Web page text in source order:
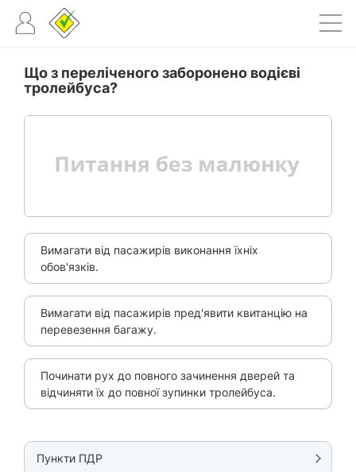
Що з переліченого заборонено водієві
тролейбуса?
Вимагати від пасажирів виконання їхніх
обов'язків.
Вимагати від пасажирів пред'явити квитанцію на
перевезення багажу.
Починати рух до повного зачинення дверей та
відчиняти їх до повної зупинки тролейбуса.
Пункти ПДР